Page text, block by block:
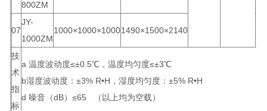
800ZM
07
JY-
1000ZM
1000×1000×10001490×1500×2140
技
术
指
标
a 温度波动度≤±0.5℃，温度均匀度≤±3℃
b湿度波动度：±3% R•H，湿度均匀度：±5% R•H
d 噪音（dB）≤65 （以上均为空载）